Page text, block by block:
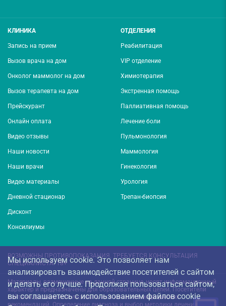
КЛИНИКА
Запись на прием
Вызов врача на дом
Онколог маммолог на дом
Вызов терапевта на дом
Прейскурант
Онлайн оплата
Видео отзывы
Наши новости
Наши врачи
Видео материалы
Дневной стационар
Дисконт
Консилиумы
ОТДЕЛЕНИЯ
Реабилитация
VIP отделение
Химиотерапия
Экстренная помощь
Паллиативная помощь
Лечение боли
Пульмонология
Маммология
Гинекология
Урология
Трепан-биопсия
ВОЗМОЖНЫ ПРОТИВОПОКАЗАНИЯ. ТРЕБУЕТСЯ КОНСУЛЬТАЦИЯ
СПЕЦИАЛИСТА. 18+
Материалы, размещенные на данной странице, носят информационный
характер и предназначены для образовательных целей. Посетители
сайта не должны использовать их в качестве медицинских
Мы используем cookie. Это позволяет нам
анализировать взаимодействие посетителей с сайтом
и делать его лучше. Продолжая пользоваться сайтом,
вы соглашаетесь с использованием файлов cookie